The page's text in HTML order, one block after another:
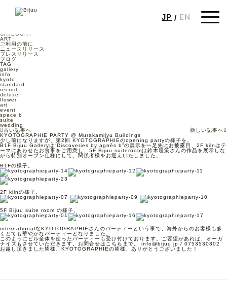
JP EN
2014/09/16
CATEGORY
ART
ご利用の前に
ニュースリリース
プレスリリース
ブログ
TAG
gallery
info
kyoto
standard
recruit
deluxe
flower
art
event
space b
suite
wedding
古い記事へ
新しい記事へ
KYOTOGRAPHIE PARTY @ Murakamijyu Buildings
少し前になりますが、第2回 KYOTOGRAPHIEのopening partyの様子を。
B1F Bijuu Galleryは“Discoveries by agnès b”の展示を一足先にお披露目、2F kilnはテ
ーマにあわせたお食事をご用意し、5F Bijuu suiteroomは鈴木理策さんの作品を展示しな
がら特別オープン仕様にして、関係者様をお迎えいたしました。
B1Fの様子。
2F kilnの様子。
5F Bijuu suite room の様子。
internationalなKYOTOGRAPHIEさんのパーティーという事で、海外からのお客様も多
くとても華やかなパーティーとなりました。
このようにビル全体を使ったパーティーも受け付けております。ご要望があれば、オーガ
ナイズもさせていただきます。お問合せはこちらまで。 info@bijuu.jp / 0753530802
お越し頂きました皆様、KYOTOGRAPHIEの皆様、ありがとうございました！